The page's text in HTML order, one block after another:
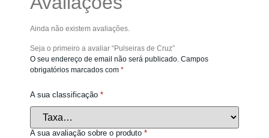
Ainda não existem avaliações.
Seja o primeiro a avaliar “Pulseiras de Cruz”
O seu endereço de email não será publicado. Campos
obrigatórios marcados com *
A sua classificação *
A sua avaliação sobre o produto *